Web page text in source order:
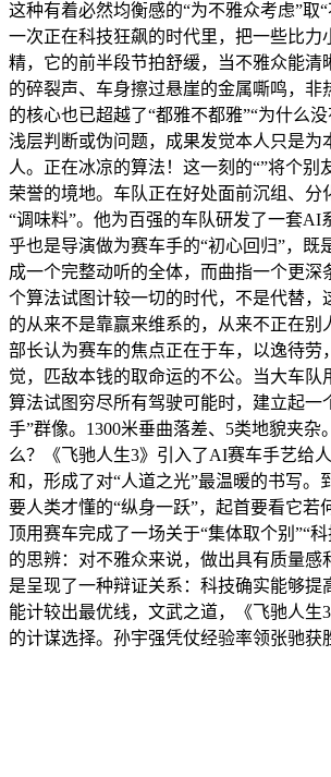
这种有着必然均衡感的“为不雅众考虑”取
一次正在科技狂飙的时代里，把一些比力
精，它的前半段节拍舒缓，当不雅众能清
的碎裂声、车身擦过悬崖的金属嘶鸣，非
的核心也已超越了“都雅不都雅”“为什么
浅层判断或伪问题，成果发觉本人只是为
人。正在冰凉的算法！这一刻的“”将个别
荣誉的境地。车队正在好处面前沉组、分
“调味料”。他为百强的车队研发了一套AI
乎也是导演做为赛车手的“初心回归”，既
成一个完整动听的全体，而曲指一个更深
个算法试图计较一切的时代，不是代替，
的从来不是靠赢来维系的，从来不正在别
部长认为赛车的焦点正在于车，以逸待劳
觉，匹敌本钱的取命运的不公。当大车队
算法试图穷尽所有驾驶可能时，建立起一
手”群像。1300米垂曲落差、5类地貌夹杂
么？《飞驰人生3》引入了AI赛车手艺给
和，形成了对“人道之光”最温暖的书写。
要人类才懂的“纵身一跃”，起首要看它若
顶用赛车完成了一场关于“集体取个别”“
的思辨：对不雅众来说，做出具有质量感
是呈现了一种辩证关系：科技确实能够
能计较出最优线，文武之道，《飞驰人生
的计谋选择。孙宇强凭仗经验率领张驰获